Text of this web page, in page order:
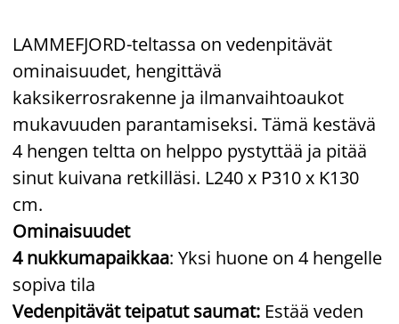
LAMMEFJORD-teltassa on vedenpitävät
ominaisuudet, hengittävä
kaksikerrosrakenne ja ilmanvaihtoaukot
mukavuuden parantamiseksi. Tämä kestävä
4 hengen teltta on helppo pystyttää ja pitää
sinut kuivana retkilläsi. L240 x P310 x K130
cm.
Ominaisuudet
4 nukkumapaikkaa: Yksi huone on 4 hengelle
sopiva tila
Vedenpitävät teipatut saumat: Estää veden